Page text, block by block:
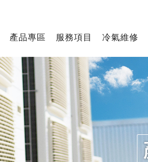
產品專區 服務項目 冷氣維修